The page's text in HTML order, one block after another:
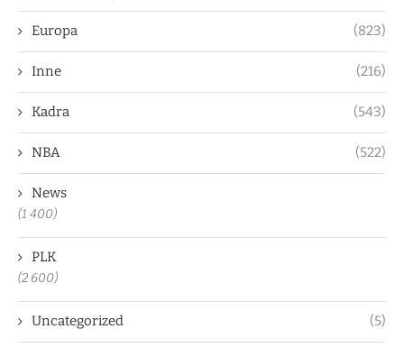
Europa (823)
Inne (216)
Kadra (543)
NBA (522)
News
(1 400)
PLK
(2 600)
Uncategorized (5)